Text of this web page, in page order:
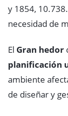
y 1854,
necesidad de
El Gran hedor
planificación
ambiente
de diseñar y